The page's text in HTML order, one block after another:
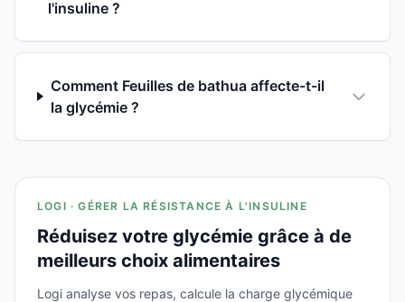
l'insuline ?
Comment Feuilles de bathua affecte-t-il
la glycémie ?
LOGI · GÉRER LA RÉSISTANCE À L'INSULINE
Réduisez votre glycémie grâce à de
meilleurs choix alimentaires
Logi analyse vos repas, calcule la charge glycémique